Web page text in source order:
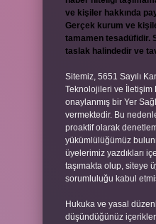
ve kişiler hakkında
Gerçek kurum ve
tamamen tesadüfidir.
taslak halindedir ve
Sitemiz, 5651 Sayılı
Teknolojileri ve İletişim
onaylanmış bir Yer
vermektedir. Bu
proaktif olarak
yükümlülüğümüz
üyelerimiz yazdıkları
taşımakta olup, siteye
sorumluluğu kabul
Hukuka ve yasal
düşündüğünüz